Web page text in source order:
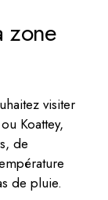
zone
visiter
Koattey,
de
de pluie.